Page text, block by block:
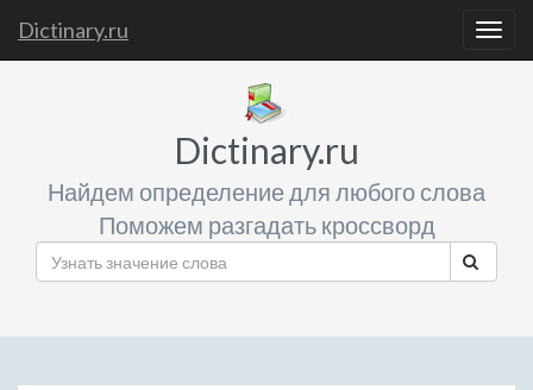
Dictinary.ru
Dictinary.ru
Найдем определение для любого слова
Поможем разгадать кроссворд